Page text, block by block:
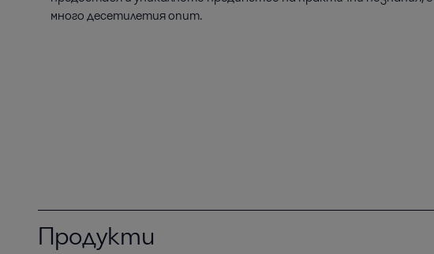
много десетилетия опит.
Продукти